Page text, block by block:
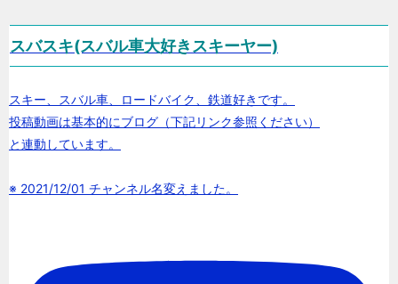
スバスキ(スバル車大好きスキーヤー)
スキー、スバル車、ロードバイク、鉄道好きです。
投稿動画は基本的にブログ（下記リンク参照ください）
と連動しています。
※ 2021/12/01 チャンネル名変えました。